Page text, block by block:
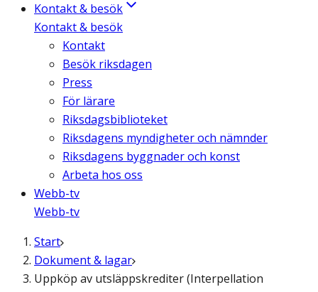
Kontakt & besök
Kontakt & besök
Kontakt
Besök riksdagen
Press
För lärare
Riksdagsbiblioteket
Riksdagens myndigheter och nämnder
Riksdagens byggnader och konst
Arbeta hos oss
Webb-tv
Webb-tv
Start
Dokument & lagar
Uppköp av utsläppskrediter (Interpellation